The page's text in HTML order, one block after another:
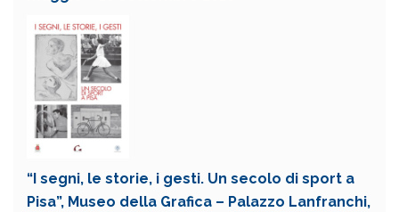
“I segni, le storie, i gesti. Un secolo di sport a
Pisa”, Museo della Grafica – Palazzo Lanfranchi,